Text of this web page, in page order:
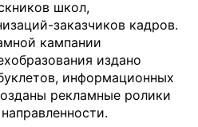
школ,
заказчиков кадров.
кампании
издано
информационных
рекламные ролики